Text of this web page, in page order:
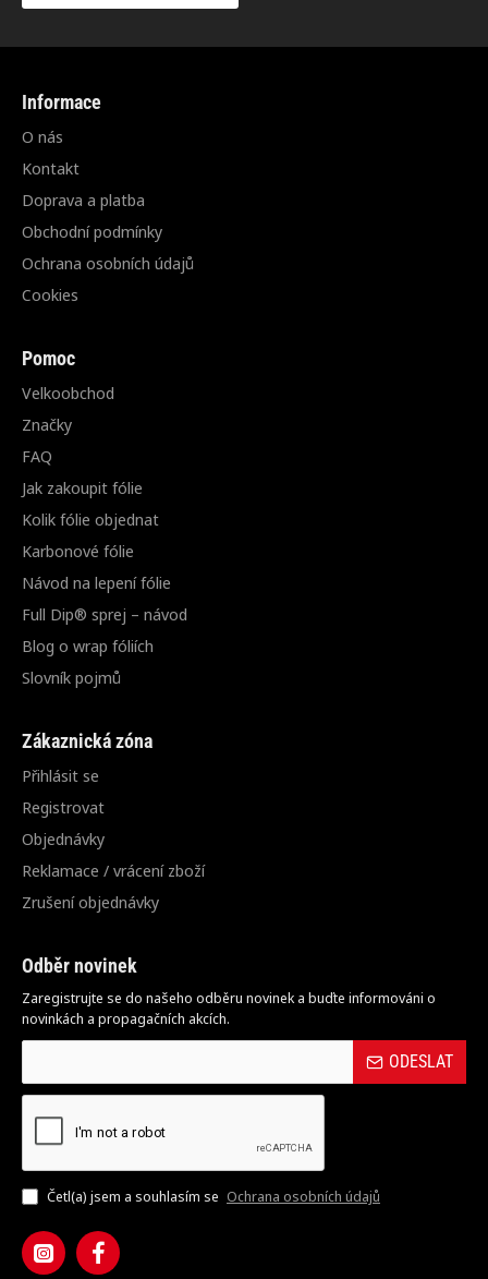
Informace
O nás
Kontakt
Doprava a platba
Obchodní podmínky
Ochrana osobních údajů
Cookies
Pomoc
Velkoobchod
Značky
FAQ
Jak zakoupit fólie
Kolik fólie objednat
Karbonové fólie
Návod na lepení fólie
Full Dip® sprej – návod
Blog o wrap fóliích
Slovník pojmů
Zákaznická zóna
Přihlásit se
Registrovat
Objednávky
Reklamace / vrácení zboží
Zrušení objednávky
Odběr novinek
Zaregistrujte se do našeho odběru novinek a buďte informováni o
novinkách a propagačních akcích.
ODESLAT
Četl(a) jsem a souhlasím se Ochrana osobních údajů